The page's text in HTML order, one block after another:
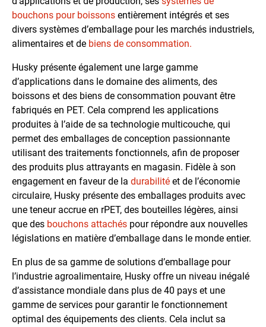
bouchons pour boissons entièrement intégrés et ses
divers systèmes d’emballage pour les marchés industriels,
alimentaires et de biens de consommation.
Husky présente également une large gamme
d’applications dans le domaine des aliments, des
boissons et des biens de consommation pouvant être
fabriqués en PET. Cela comprend les applications
produites à l’aide de sa technologie multicouche, qui
permet des emballages de conception passionnante
utilisant des traitements fonctionnels, afin de proposer
des produits plus attrayants en magasin. Fidèle à son
engagement en faveur de la durabilité et de l’économie
circulaire, Husky présente des emballages produits avec
une teneur accrue en rPET, des bouteilles légères, ainsi
que des bouchons attachés pour répondre aux nouvelles
législations en matière d’emballage dans le monde entier.
En plus de sa gamme de solutions d’emballage pour
l’industrie agroalimentaire, Husky offre un niveau inégalé
d’assistance mondiale dans plus de 40 pays et une
gamme de services pour garantir le fonctionnement
optimal des équipements des clients. Cela inclut sa